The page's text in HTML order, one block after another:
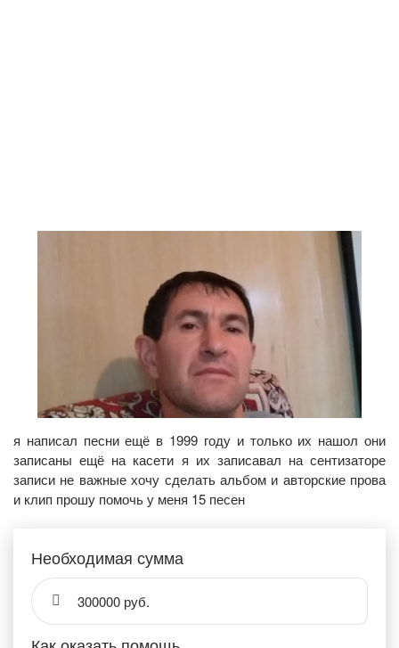
я написал песни ещё в 1999 году и только их нашол они
записаны ещё на касети я их записавал на сентизаторе
записи не важные хочу сделать альбом и авторские прова
и клип прошу помочь у меня 15 песен
Необходимая сумма
300000 руб.